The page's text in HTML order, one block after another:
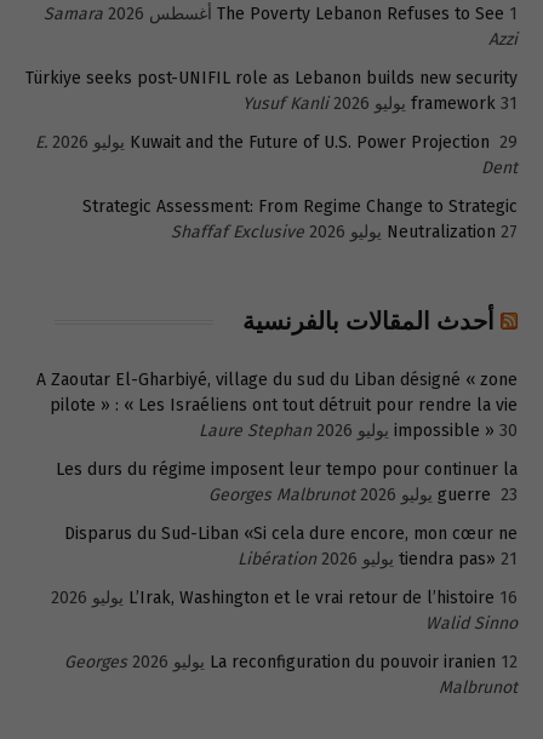
The Poverty Lebanon Refuses to See 1 أغسطس 2026
Samara
Azzi
Türkiye seeks post-UNIFIL role as Lebanon builds new security
framework 31 يوليو 2026
Yusuf Kanli
Kuwait and the Future of U.S. Power Projection 29 يوليو 2026
E.
Dent
Strategic Assessment: From Regime Change to Strategic
Neutralization 27 يوليو 2026 Shaffaf Exclusive
أحدث المقالات بالفرنسية
A Zaoutar El-Gharbiyé, village du sud du Liban désigné « zone
pilote » : « Les Israéliens ont tout détruit pour rendre la vie
impossible » 30 يوليو 2026
Laure Stephan
Les durs du régime imposent leur tempo pour continuer la
guerre 23 يوليو 2026
Georges Malbrunot
Disparus du Sud-Liban «Si cela dure encore, mon cœur ne
tiendra pas» 21 يوليو 2026
Libération
L’Irak, Washington et le vrai retour de l’histoire 16 يوليو 2026
Walid Sinno
La reconfiguration du pouvoir iranien 12 يوليو 2026
Georges
Malbrunot